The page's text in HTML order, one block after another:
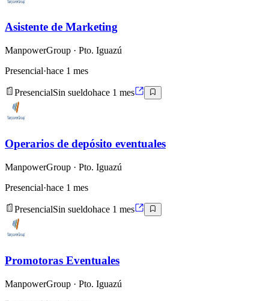
Asistente de Marketing
ManpowerGroup · Pto. Iguazú
Presencial·hace 1 mes
PresencialSin sueldohace 1 mes
Operarios de depósito eventuales
ManpowerGroup · Pto. Iguazú
Presencial·hace 1 mes
PresencialSin sueldohace 1 mes
Promotoras Eventuales
ManpowerGroup · Pto. Iguazú